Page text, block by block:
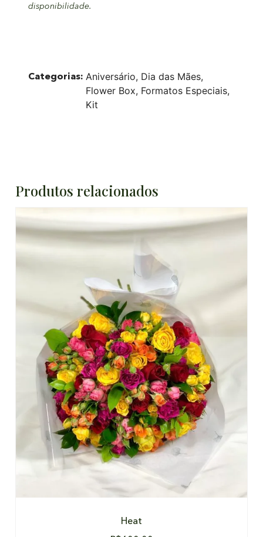
disponibilidade.
Categorias: Aniversário, Dia das Mães,
Flower Box, Formatos Especiais,
Kit
Produtos relacionados
DETALHES
Heat